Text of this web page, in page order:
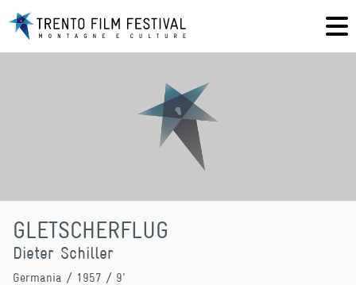
GLETSCHERFLUG
Dieter Schiller
Germania / 1957 / 9'